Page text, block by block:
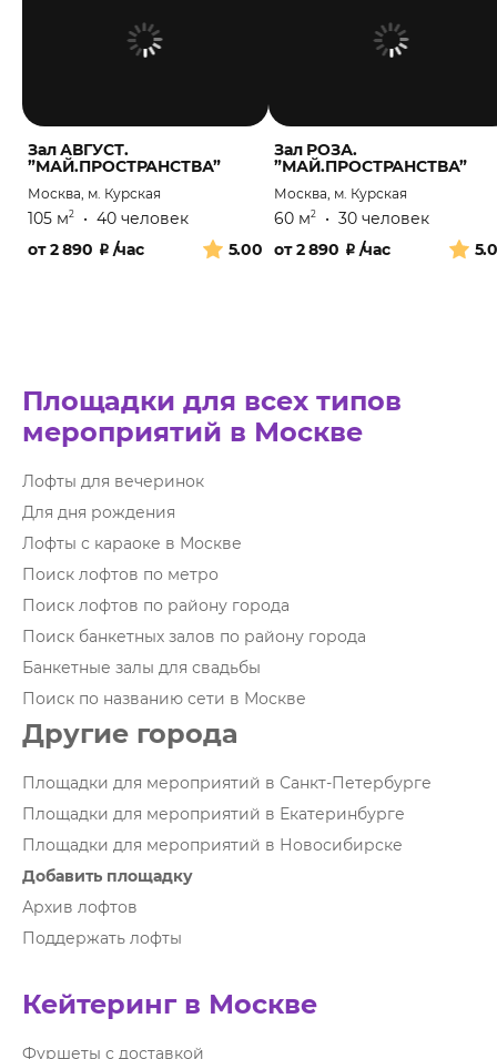
Зал АВГУСТ.
”МАЙ.ПРОСТРАНСТВА”
Москва, м. Курская
105 м2 • 40 человек
5.00
от2 890 ₽ /час
Зал РОЗА.
”МАЙ.ПРОСТРАНСТВА”
Москва, м. Курская
60 м2 • 30 человек
от2 890 ₽ /час
Площадки для всех типов
мероприятий в Москве
Лофты для вечеринок
Для дня рождения
Лофты с караоке в Москве
Поиск лофтов по метро
Поиск лофтов по району города
Поиск банкетных залов по району города
Банкетные залы для свадьбы
Поиск по названию сети в Москве
Другие города
Площадки для мероприятий в Санкт-Петербурге
Площадки для мероприятий в Екатеринбурге
Площадки для мероприятий в Новосибирске
Добавить площадку
Архив лофтов
Поддержать лофты
Кейтеринг в Москве
Фуршеты с доставкой